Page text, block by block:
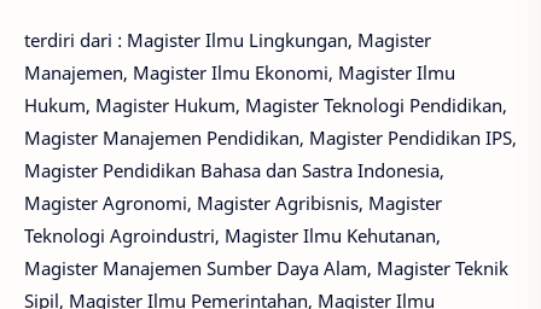
terdiri dari : Magister Ilmu Lingkungan, Magister
Manajemen, Magister Ilmu Ekonomi, Magister Ilmu
Hukum, Magister Hukum, Magister Teknologi Pendidikan,
Magister Manajemen Pendidikan, Magister Pendidikan IPS,
Magister Pendidikan Bahasa dan Sastra Indonesia,
Magister Agronomi, Magister Agribisnis, Magister
Teknologi Agroindustri, Magister Ilmu Kehutanan,
Magister Manajemen Sumber Daya Alam, Magister Teknik
Sipil, Magister Ilmu Pemerintahan, Magister Ilmu